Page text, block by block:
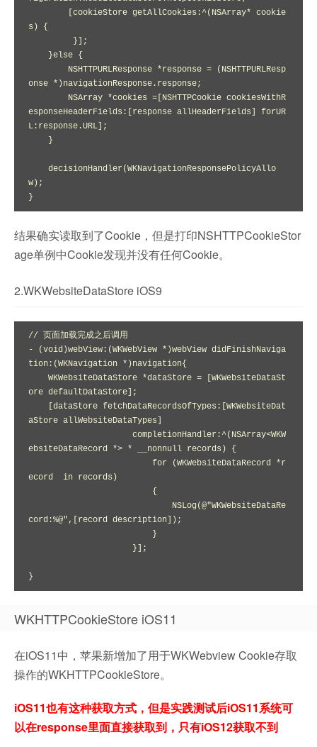
s) {
onse *)navigationResponse.response;
esponseHeaderFields:[response allHeaderFields] forUR
L:response.URL];
w);
}
结果确实读取到了Cookie，但是打印NSHTTPCookieStor
age单例中Cookie发现并没有任何Cookie。
2.WKWebsiteDataStore iOS9
// 页面加载完成之后调用
- (void)webView:(WKWebView *)webView didFinishNaviga
tion:(WKNavigation *)navigation{
ore defaultDataStore];
aStore allWebsiteDataTypes]
ebsiteDataRecord *> * __nonnull records) {
ecord  in records)
cord:%@",[record description]);
}
WKHTTPCookieStore iOS11
在iOS11中，苹果新增加了用于WKWebview Cookie存取
操作的WKHTTPCookieStore。
iOS11也有这种获取方式，但是实践测试后iOS11系统可
以在response里面直接获取到，只有iOS12获取不到